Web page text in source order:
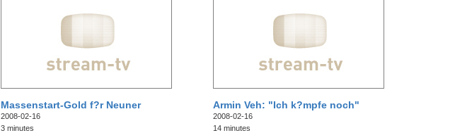
Massenstart-Gold f?r Neuner
2008-02-16
3 minutes
Armin Veh: "Ich k?mpfe noch"
2008-02-16
14 minutes